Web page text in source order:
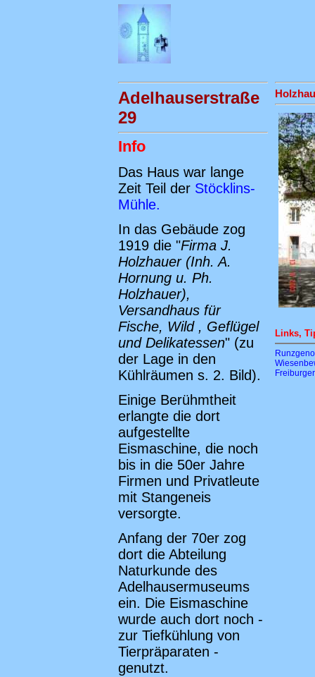
Adelhauserstraße
29
Info
Das Haus war lange
Zeit Teil der Stöcklins-
Mühle.
In das Gebäude zog
1919 die "Firma J.
Holzhauer (Inh. A.
Hornung u. Ph.
Holzhauer),
Versandhaus für
Fische, Wild , Geflügel
und Delikatessen" (zu
der Lage in den
Kühlräumen s. 2. Bild).
Einige Berühmtheit
erlangte die dort
aufgestellte
Eismaschine, die noch
bis in die 50er Jahre
Firmen und Privatleute
mit Stangeneis
versorgte.
Anfang der 70er zog
dort die Abteilung
Naturkunde des
Adelhausermuseums
ein. Die Eismaschine
wurde auch dort noch -
zur Tiefkühlung von
Tierpräparaten -
genutzt.
Links,